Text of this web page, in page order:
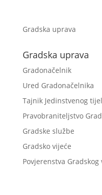
Gradska uprava
Gradska uprava
Gradonačelnik
Ured Gradonačelnika
Tajnik Jedinstvenog
Pravobraniteljstvo
Gradske službe
Gradsko vijeće
Povjerenstva Gradskog